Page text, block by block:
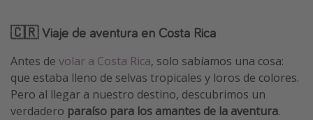
🇨🇷 Viaje de aventura en Costa Rica
Antes de volar a Costa Rica, solo sabíamos una cosa:
que estaba lleno de selvas tropicales y loros de colores.
Pero al llegar a nuestro destino, descubrimos un
verdadero paraíso para los amantes de la aventura.